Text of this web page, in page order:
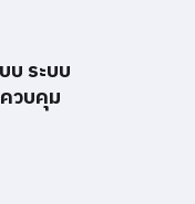
บ ระบบ
วบคุม